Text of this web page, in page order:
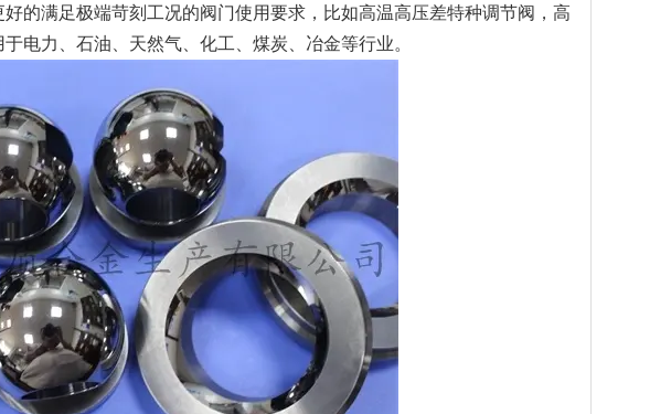
的满足极端苛刻工况的阀门使用要求，比如高温高压差特种调节阀，高
电力、石油、天然气、化工、煤炭、冶金等行业。